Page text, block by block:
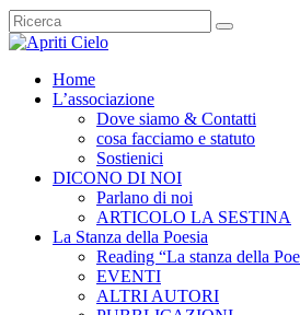
Home
L’associazione
Dove siamo & Contatti
cosa facciamo e statuto
Sostienici
DICONO DI NOI
Parlano di noi
ARTICOLO LA SESTINA
La Stanza della Poesia
Reading “La stanza della
EVENTI
ALTRI AUTORI